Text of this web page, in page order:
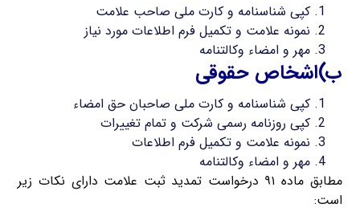
کپی شناسنامه و کارت ملی صاحب علامت
نمونه علامت و تکمیل فرم اطلاعات مورد نیاز
مهر و امضاء وکالتنامه
ب)اشخاص حقوقی
کپی شناسنامه و کارت ملی صاحبان حق امضاء
کپی روزنامه رسمی شرکت و تمام تغییرات
نمونه علامت و تکمیل فرم اطلاعات
مهر و امضاء وکالتنامه
مطابق ماده ۹۱ درخواست تمدید ثبت علامت دارای نکات زیر
است: